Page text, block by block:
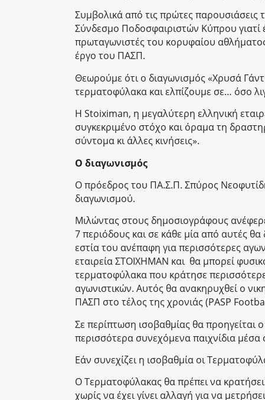
Συμβολικά από τις πρώτες
Σύνδεσμο Ποδοσφαιριστών Κύπρου γιατί
πρωταγωνιστές του κορυφαίου
έργο του ΠΑΣΠ.
Θεωρούμε ότι ο διαγωνισμός «Χρυσά
τερματοφύλακα και ελπίζουμε σε… όσο
Η Stoiximan, η μεγαλύτερη ελληνική
συγκεκριμένο στόχο και όραμα τη
σύντομα κι άλλες κινήσεις».
Ο διαγωνισμός
Ο πρόεδρος του ΠΑ.Σ.Π. Σπύρος
διαγωνισμού.
Μιλώντας στους δημοσιογράφους
7 περιόδους και σε κάθε μία από αυτές
εστία του ανέπαφη για περισσότερες
εταιρεία ΣΤΟΙΧΗΜΑΝ και θα μπορεί
τερματοφύλακα που κράτησε
αγωνιστικών. Αυτός θα ανακηρυχθεί ο
ΠΑΣΠ στο τέλος της χρονιάς (PASP
Σε περίπτωση ισοβαθμίας θα
περισσότερα συνεχόμενα παιχνίδια
Εάν συνεχίζει η ισοβαθμία οι
Ο Τερματοφύλακας θα πρέπει να
χωρίς να έχει γίνει αλλαγή για να